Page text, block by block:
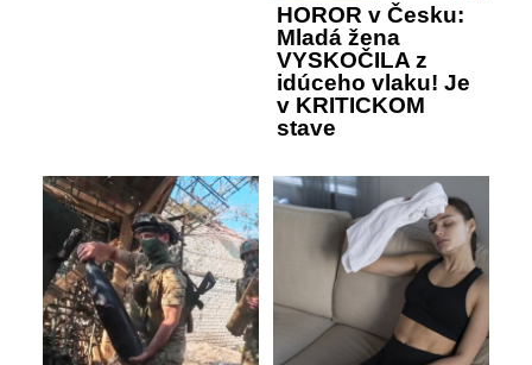
HOROR v Česku:
Mladá žena
VYSKOČILA z
idúceho vlaku! Je
v KRITICKOM
stave